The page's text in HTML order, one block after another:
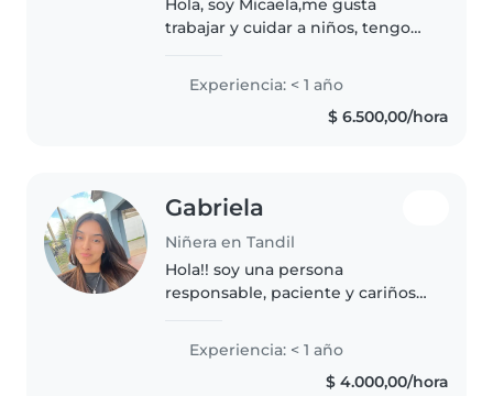
Hola, soy Micaela,me gusta
trabajar y cuidar a niños, tengo
niños. Tengo un bebé de 1 año y
medio Soy creativa, divertida,
simpática, me siento cómoda..
Experiencia: < 1 año
$ 6.500,00/hora
Gabriela
Niñera en Tandil
Hola!! soy una persona
responsable, paciente y cariñosa
en el cuidado infantil, ya que he
cuidado niños anteriormente.
Me gusta generar un ambiente..
Experiencia: < 1 año
$ 4.000,00/hora